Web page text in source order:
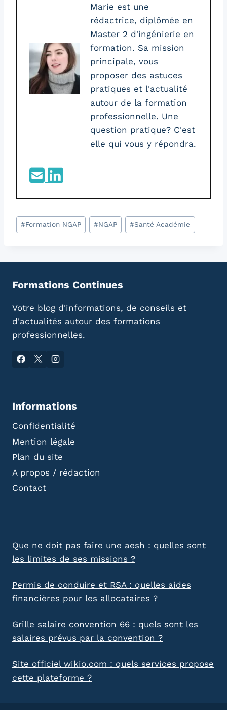
Marie est une
rédactrice, diplômée en
Master 2 d'ingénierie en
formation. Sa mission
principale, vous
proposer des astuces
pratiques et l'actualité
autour de la formation
professionnelle. Une
question pratique? C'est
elle qui vous y répondra.
Étiquettes
de
publication :
#Formation NGAP #NGAP #Santé Académie
Formations Continues
Votre blog d'informations, de conseils et
d'actualités autour des formations
professionnelles.
Informations
Confidentialité
Mention légale
Plan du site
A propos / rédaction
Contact
Que ne doit pas faire une aesh : quelles sont
les limites de ses missions ?
Permis de conduire et RSA : quelles aides
financières pour les allocataires ?
Grille salaire convention 66 : quels sont les
salaires prévus par la convention ?
Site officiel wikio.com : quels services propose
cette plateforme ?